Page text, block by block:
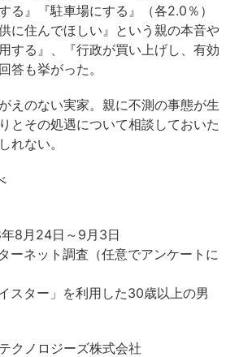
る』『駐車場にする』（各2.0％）
に住んでほしい』という親の本音や
する』、『行政が買い上げし、有効
答も挙がった。
えのない実家。親に不測の事態が生
とその処遇について相談しておいた
れない。
8月24日～9月3日
ーネット調査（任意でアンケートに
スター」を利用した30歳以上の男
クノロジーズ株式会社